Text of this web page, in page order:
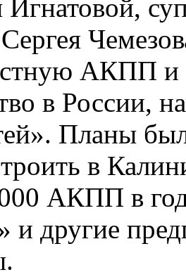
Игнатовой,
АКПП и
в России,
Планы
в
АКПП в
и другие